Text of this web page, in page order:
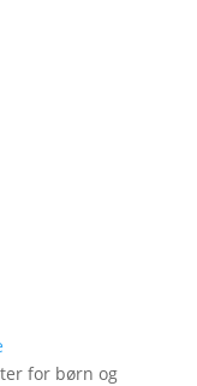
for børn og